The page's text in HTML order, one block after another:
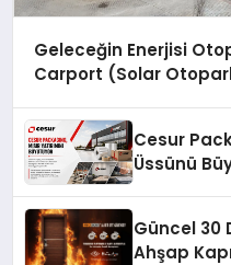
Geleceğin Enerjisi
Carport (Solar
Cesur
Üssünü
Güncel 30
Ahşap